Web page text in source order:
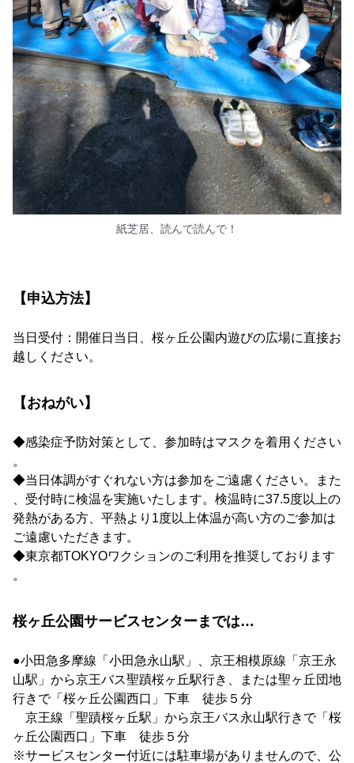
紙芝居、読んで読んで！
【申込方法】
当日受付：開催日当日、桜ヶ丘公園内遊びの広場に直接お
越しください。
【おねがい】
◆感染症予防対策として、参加時はマスクを着用ください
。
◆当日体調がすぐれない方は参加をご遠慮ください。また
、受付時に検温を実施いたします。検温時に37.5度以上の
発熱がある方、平熱より1度以上体温が高い方のご参加は
ご遠慮いただきます。
◆東京都TOKYOワクションのご利用を推奨しております
。
桜ヶ丘公園サービスセンターまでは…
●小田急多摩線「小田急永山駅」、京王相模原線「京王永
山駅」から京王バス聖蹟桜ヶ丘駅行き、または聖ヶ丘団地
行きで「桜ヶ丘公園西口」下車 徒歩５分
京王線「聖蹟桜ヶ丘駅」から京王バス永山駅行きで「桜
ヶ丘公園西口」下車 徒歩５分
※サービスセンター付近には駐車場がありませんので、公